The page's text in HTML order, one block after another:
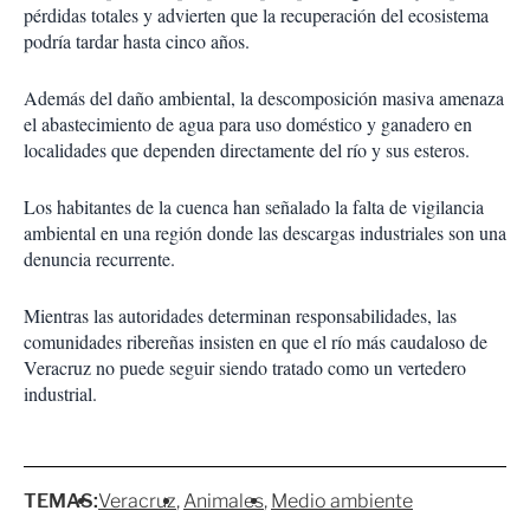
pérdidas totales y advierten que la recuperación del ecosistema
podría tardar hasta cinco años.
Además del daño ambiental, la descomposición masiva amenaza
el abastecimiento de agua para uso doméstico y ganadero en
localidades que dependen directamente del río y sus esteros.
Los habitantes de la cuenca han señalado la falta de vigilancia
ambiental en una región donde las descargas industriales son una
denuncia recurrente.
Mientras las autoridades determinan responsabilidades, las
comunidades ribereñas insisten en que el río más caudaloso de
Veracruz no puede seguir siendo tratado como un vertedero
industrial.
TEMAS:Veracruz Animales Medio ambiente